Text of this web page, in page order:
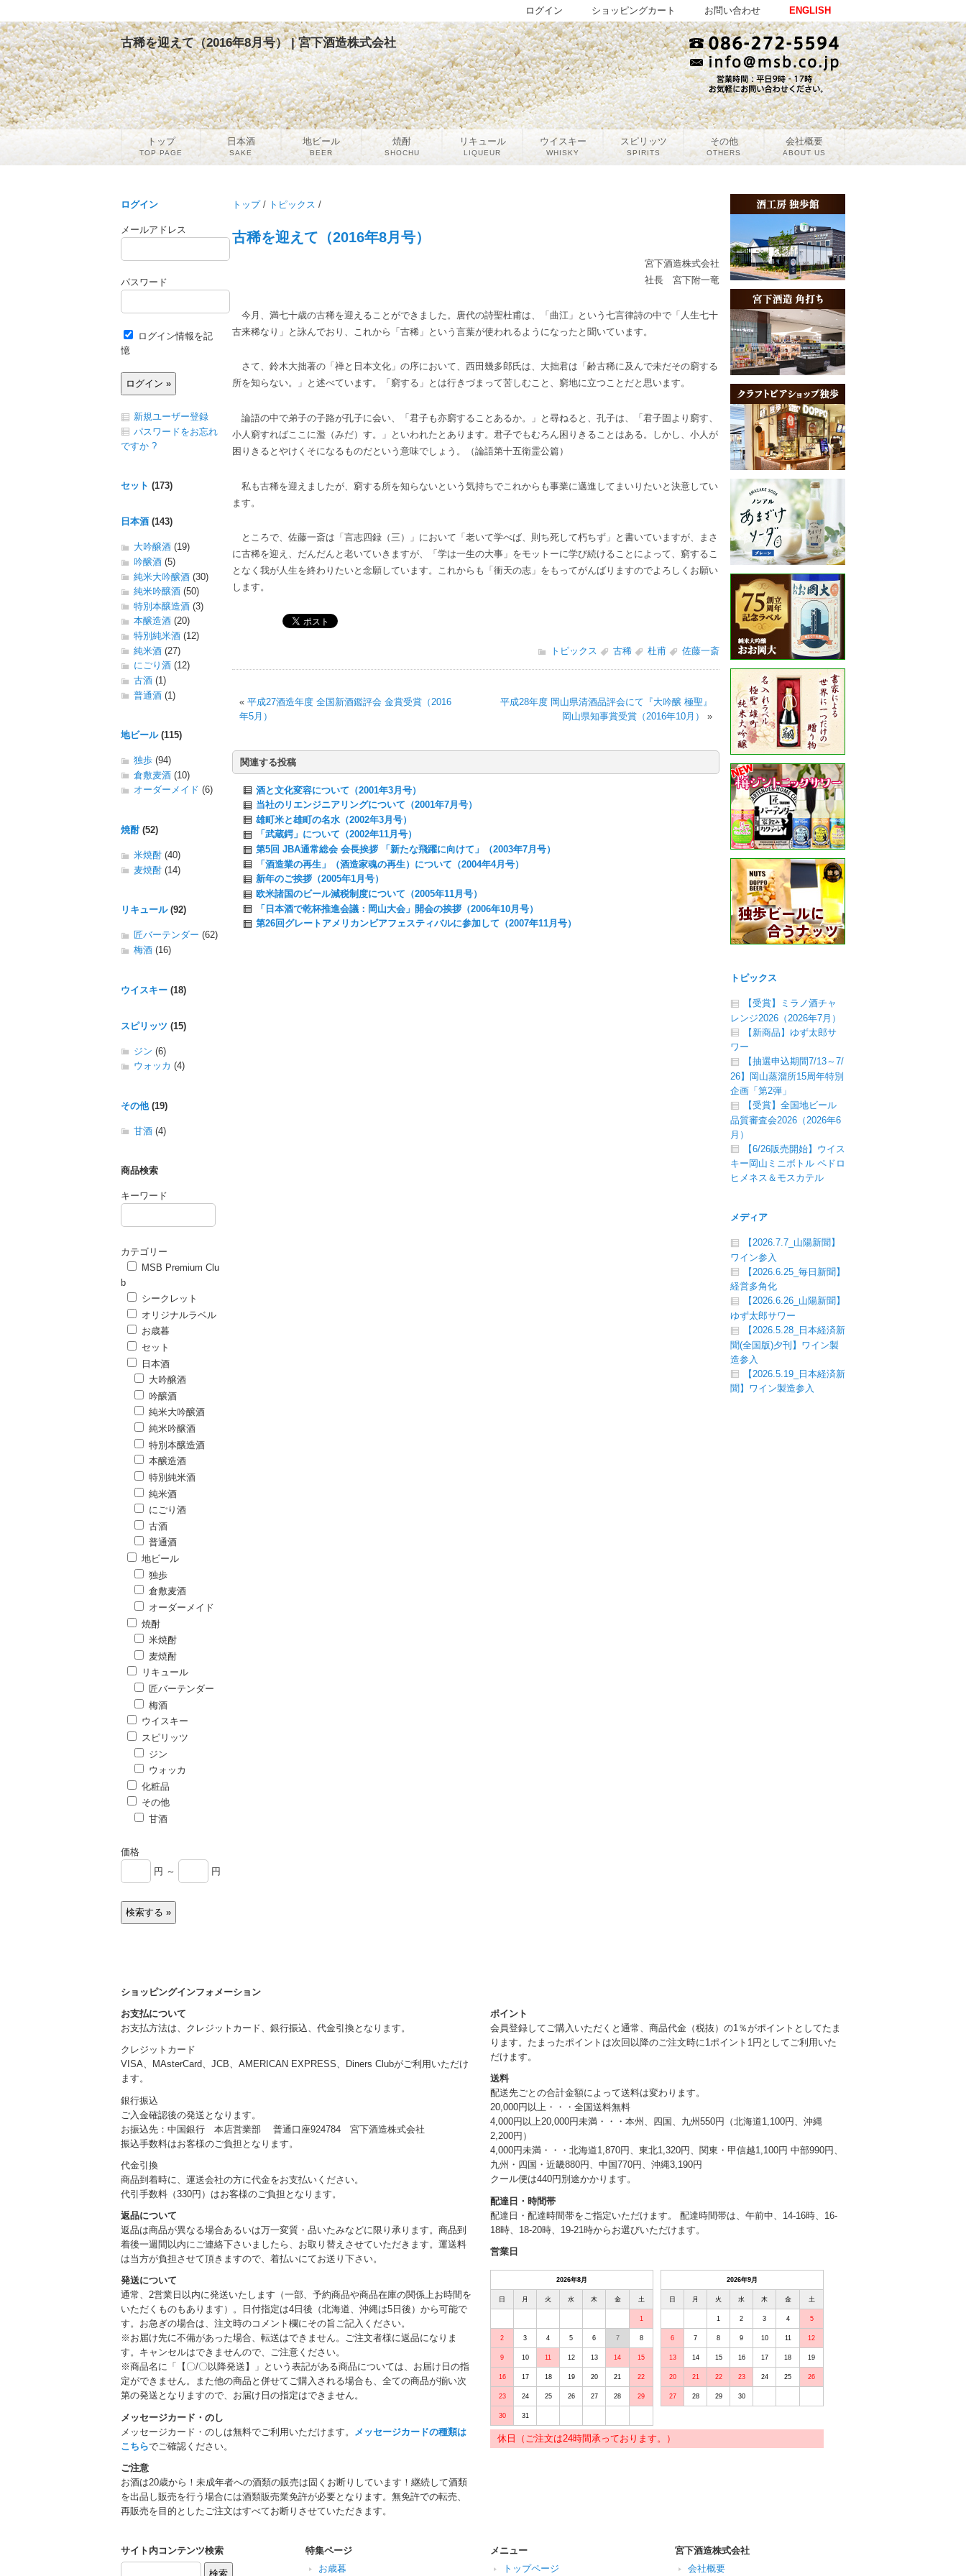
古稀を迎えて（2016年8月号） | 宮下酒造株式会社
トップ/ トピックス /
古稀を迎えて（2016年8月号）
宮下酒造株式会社
社長 宮下附一竜
今月、満七十歳の古稀を迎えることができました。唐代の詩聖杜甫は、「曲江」という七言律詩の中で「人生七十
古来稀なり」と詠んでおり、これから「古稀」という言葉が使われるようになったと聞いています。
さて、鈴木大拙著の「禅と日本文化」の序において、西田幾多郎氏は、大拙君は「齢古稀に及んで未だその窮する
所を知らない。」と述べています。「窮する」とは行きづまって苦しむこと、窮地に立つことだと思います。
論語の中で弟子の子路が孔子に会い、「君子も亦窮することあるか。」と尋ねると、孔子は、「君子固より窮す、
小人窮すればここに濫（みだ）す。」といわれたとあります。君子でもむろん困りきることはある。しかし、小人が
困りきるとやけくそになるものだという意味でしょう。（論語第十五衛霊公篇）
私も古稀を迎えましたが、窮する所を知らないという気持ちでこれからも事業に邁進してまいりたいと決意してい
ます。
ところで、佐藤一斎は「言志四録（三）」において「老いて学べば、則ち死して朽ちず」と書いていますが、まさ
に古稀を迎え、だんだんと老いていきますが、「学は一生の大事」をモットーに学び続けることによって、窮するこ
となく我が人生を終わりたいと念願しています。これからも「衝天の志」をもってがんばりますのでよろしくお願い
します。
トピックス 古稀 杜甫 佐藤一斎
« 平成27酒造年度 全国新酒鑑評会 金賞受賞（2016
年5月）
平成28年度 岡山県清酒品評会にて『大吟醸 極聖』
岡山県知事賞受賞（2016年10月）
»
関連する投稿
酒と文化変容について（2001年3月号）
当社のリエンジニアリングについて（2001年7月号）
雄町米と雄町の名水（2002年3月号）
「武蔵鍔」について（2002年11月号）
第5回 JBA通常総会 会長挨拶 「新たな飛躍に向けて」（2003年7月号）
「酒造業の再生」（酒造家魂の再生）について（2004年4月号）
新年のご挨拶（2005年1月号）
欧米諸国のビール減税制度について（2005年11月号）
「日本酒で乾杯推進会議：岡山大会」開会の挨拶（2006年10月号）
第26回グレートアメリカンビアフェスティバルに参加して（2007年11月号）
ログイン
メールアドレス
パスワード
ログイン情報を記
憶
新規ユーザー登録
パスワードをお忘れ
ですか ?
セット (173)
日本酒 (143)
大吟醸酒 (19)
吟醸酒 (5)
純米大吟醸酒 (30)
純米吟醸酒 (50)
特別本醸造酒 (3)
本醸造酒 (20)
特別純米酒 (12)
純米酒 (27)
にごり酒 (12)
古酒 (1)
普通酒 (1)
地ビール(115)
独歩 (94)
倉敷麦酒 (10)
オーダーメイド (6)
焼酎(52)
米焼酎 (40)
麦焼酎 (14)
リキュール(92)
匠バーテンダー (62)
梅酒 (16)
ウイスキー (18)
スピリッツ (15)
ジン (6)
ウォッカ (4)
その他(19)
甘酒 (4)
商品検索
キーワード
カテゴリー
MSB Premium Clu
b
シークレット
オリジナルラベル
お歳暮
セット
日本酒
大吟醸酒
吟醸酒
純米大吟醸酒
純米吟醸酒
特別本醸造酒
本醸造酒
特別純米酒
純米酒
にごり酒
古酒
普通酒
地ビール
独歩
倉敷麦酒
オーダーメイド
焼酎
米焼酎
麦焼酎
リキュール
匠バーテンダー
梅酒
ウイスキー
スピリッツ
ジン
ウォッカ
化粧品
その他
甘酒
価格
円 ～
円
トピックス
【受賞】ミラノ酒チャ
レンジ2026（2026年7月）
【新商品】ゆず太郎サ
ワー
【抽選申込期間7/13～7/
26】岡山蒸溜所15周年特別
企画「第2弾」
【受賞】全国地ビール
品質審査会2026（2026年6
月）
【6/26販売開始】ウイス
キー岡山ミニボトル ペドロ
ヒメネス＆モスカテル
メディア
【2026.7.7_山陽新聞】
ワイン参入
【2026.6.25_毎日新聞】
経営多角化
【2026.6.26_山陽新聞】
ゆず太郎サワー
【2026.5.28_日本経済新
聞(全国版)夕刊】ワイン製
造参入
【2026.5.19_日本経済新
聞】ワイン製造参入
ショッピングインフォメーション
お支払について
お支払方法は、クレジットカード、銀行振込、代金引換となります。
クレジットカード
VISA、MAsterCard、JCB、AMERICAN EXPRESS、Diners Clubがご利用いただけ
ます。
銀行振込
ご入金確認後の発送となります。
お振込先：中国銀行 本店営業部 普通口座924784 宮下酒造株式会社
振込手数料はお客様のご負担となります。
代金引換
商品到着時に、運送会社の方に代金をお支払いください。
代引手数料（330円）はお客様のご負担となります。
返品について
返品は商品が異なる場合あるいは万一変質・品いたみなどに限り承ります。商品到
着後一週間以内にご連絡下さいましたら、お取り替えさせていただきます。運送料
は当方が負担させて頂きますので、着払いにてお送り下さい。
発送について
通常、2営業日以内に発送いたします（一部、予約商品や商品在庫の関係上お時間を
いただくものもあります）。日付指定は4日後（北海道、沖縄は5日後）から可能で
す。お急ぎの場合は、注文時のコメント欄にその旨ご記入ください。
※お届け先に不備があった場合、転送はできません。ご注文者様に返品になりま
す。キャンセルはできませんので、ご注意ください。
※商品名に「【〇/〇以降発送】」という表記がある商品については、お届け日の指
定ができません。また他の商品と併せてご購入される場合も、全ての商品が揃い次
第の発送となりますので、お届け日の指定はできません。
メッセージカード・のし
メッセージカード・のしは無料でご利用いただけます。
メッセージカードの種類は
こちらでご確認ください。
ご注意
お酒は20歳から！未成年者への酒類の販売は固くお断りしています！継続して酒類
を出品し販売を行う場合には酒類販売業免許が必要となります。無免許での転売、
再販売を目的としたご注文はすべてお断りさせていただきます。
ポイント
会員登録してご購入いただくと通常、商品代金（税抜）の1％がポイントとしてたま
ります。たまったポイントは次回以降のご注文時に1ポイント1円としてご利用いた
だけます。
送料
配送先ごとの合計金額によって送料は変わります。
20,000円以上・・・全国送料無料
4,000円以上20,000円未満・・・本州、四国、九州550円（北海道1,100円、沖縄
2,200円）
4,000円未満・・・北海道1,870円、東北1,320円、関東・甲信越1,100円 中部990円、
九州・四国・近畿880円、中国770円、沖縄3,190円
クール便は440円別途かかります。
配達日・時間帯
配達日・配達時間帯をご指定いただけます。 配達時間帯は、午前中、14-16時、16-
18時、18-20時、19-21時からお選びいただけます。
営業日
2026年8月
日 月 火 水 木 金 土
1
2 3 4 5 6 7 8
9 10 11 12 13 14 15
16 17 18 19 20 21 22
23 24 25 26 27 28 29
30 31
2026年9月
日 月 火 水 木 金 土
1 2 3 4 5
6 7 8 9 10 11 12
13 14 15 16 17 18 19
20 21 22 23 24 25 26
27 28 29 30
休日（ご注文は24時間承っております。）
サイト内コンテンツ検索
特集ページ
お歳暮
メニュー
トップページ
宮下酒造株式会社
会社概要
トップ
TOP PAGE
日本酒
SAKE
地ビール
BEER
焼酎
SHOCHU
リキュール
LIQUEUR
ウイスキー
WHISKY
スピリッツ
SPIRITS
その他
OTHERS
会社概要
ABOUT US
ENGLISH
お問い合わせ
ショッピングカート
ログイン